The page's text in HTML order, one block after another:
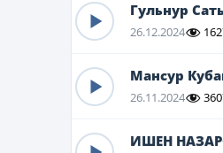
Гульнур
26.12.2024
Мансур
26.11.2024
ИШЕН